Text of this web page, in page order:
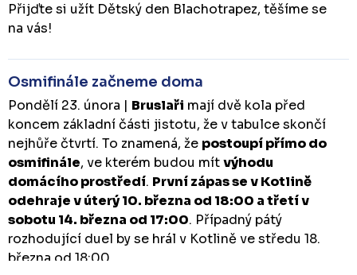
Přijďte si užít Dětský den Blachotrapez, těšíme se
na vás!
Osmifinále začneme doma
Pondělí 23. února | Bruslaři mají dvě kola před
koncem základní části jistotu, že v tabulce skončí
nejhůře čtvrtí. To znamená, že postoupí přímo do
osmifinále, ve kterém budou mítvýhodu
domácího prostředí. První zápas se v Kotlině
odehraje v úterý 10. března od 18:00 a třetí v
sobotu 14. března od 17:00. Případný pátý
rozhodující duel by se hrál v Kotlině ve středu 18.
března od 18:00.